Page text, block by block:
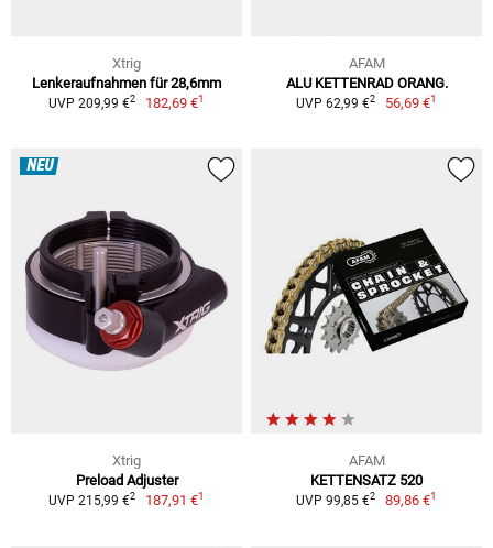
Xtrig
Lenkeraufnahmen für 28,6mm
UVP 209,99 €2 182,69 €1
AFAM
ALU KETTENRAD ORANG.
UVP 62,99 €2 56,69 €1
NEU
Xtrig
Preload Adjuster
UVP 215,99 €2 187,91 €1
AFAM
KETTENSATZ 520
UVP 99,85 €2 89,86 €1